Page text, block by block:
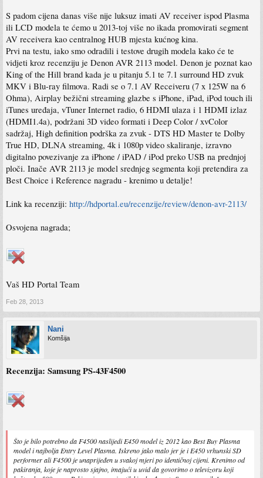
S padom cijena danas više nije luksuz imati AV receiver ispod Plasma
ili LCD modela te ćemo u 2013-toj više no ikada promovirati segment
AV receivera kao centralnog HUB mjesta kućnog kina.
Prvi na testu, iako smo odradili i testove drugih modela kako će te
vidjeti kroz recenziju je Denon AVR 2113 model. Denon je poznat kao
King of the Hill brand kada je u pitanju 5.1 te 7.1 surround HD zvuk
MKV i Blu-ray filmova. Radi se o 7.1 AV Receiveru (7 x 125W na 6
Ohma), Airplay bežični streaming glazbe s iPhone, iPad, iPod touch ili
iTunes uređaja, vTuner Internet radio, 6 HDMI ulaza i 1 HDMI izlaz
(HDMI1.4a), podržani 3D video formati i Deep Color / xvColor
sadržaj, High definition podrška za zvuk - DTS HD Master te Dolby
True HD, DLNA streaming, 4k i 1080p video skaliranje, izravno
digitalno povezivanje za iPhone / iPAD / iPod preko USB na prednjoj
ploči. Inače AVR 2113 je model srednjeg segmenta koji pretendira za
Best Choice i Reference nagradu - krenimo u detalje!
Link ka recenziji: http://hdportal.eu/recenzije/review/denon-avr-2113/
Osvojena nagrada;
Vaš HD Portal Team
Feb 28, 2013
Nani
Komšija
Recenzija: Samsung PS-43F4500
Što je bilo potrebno da F4500 naslijedi E450 model iz 2012 kao Best Buy Plasma
model i najbolja Entry Level Plasma. Iskreno jako malo jer je i E450 vrhunski SD
performer ali F4500 je unaprijeđen u svakoj mjeri po identičnoj cijeni. Krenimo od
pakiranja, koje je naprosto sjajno, imajući u uvid da govorimo o televizoru koji